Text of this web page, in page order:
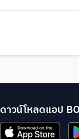
ดาวน์โหลดแอป